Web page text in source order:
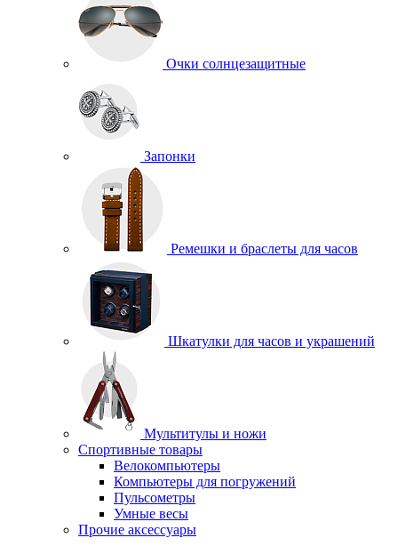
Очки солнцезащитные
Запонки
Ремешки и браслеты для часов
Шкатулки для часов и украшений
Мультитулы и ножи
Спортивные товары
Велокомпьютеры
Компьютеры для погружений
Пульсометры
Умные весы
Прочие аксессуары